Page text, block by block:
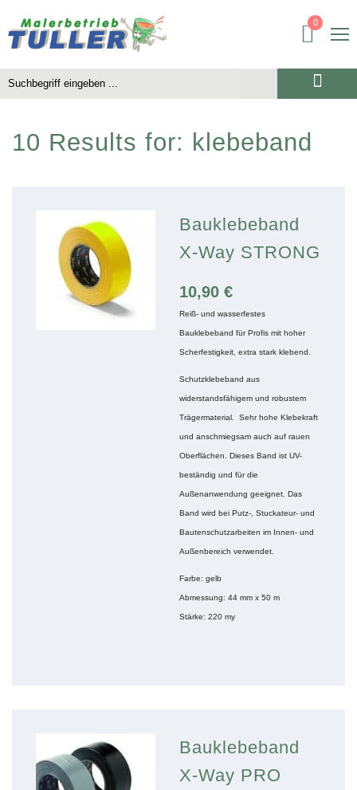
0
10 Results for: klebeband
Bauklebeband
X-Way STRONG
10,90 €
Reiß- und wasserfestes
Bauklebeband für Profis mit hoher
Scherfestigkeit, extra stark klebend.
Schutzklebeband aus
widerstandsfähigem und robustem
Trägermaterial. Sehr hohe Klebekraft
und anschmiegsam auch auf rauen
Oberflächen. Dieses Band ist UV-
beständig und für die
Außenanwendung geeignet. Das
Band wird bei Putz-, Stuckateur- und
Bautenschutzarbeiten im Innen- und
Außenbereich verwendet.
Farbe: gelb
Abmessung: 44 mm x 50 m
Stärke: 220 my
Bauklebeband
X-Way PRO